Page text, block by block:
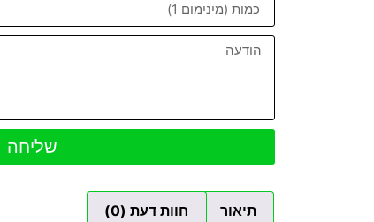
שליחה
תיאור חוות דעת (0)